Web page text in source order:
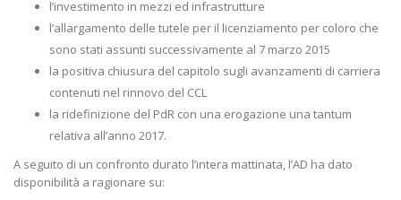
l’investimento in mezzi ed infrastrutture
l’allargamento delle tutele per il licenziamento per coloro che
sono stati assunti successivamente al 7 marzo 2015
la positiva chiusura del capitolo sugli avanzamenti di carriera
contenuti nel rinnovo del CCL
la ridefinizione del PdR con una erogazione una tantum
relativa all’anno 2017.
A seguito di un confronto durato l’intera mattinata, l’AD ha dato
disponibilità a ragionare su: